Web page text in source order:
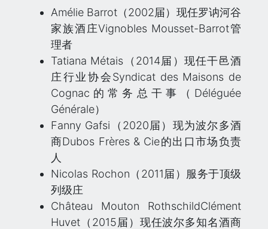
Amélie Barrot（2002届）现任罗讷河谷
家族酒庄Vignobles Mousset-Barrot管
理者
Tatiana Métais（2014届）现任干邑酒
庄行业协会Syndicat des Maisons de
Cognac的常务总干事（Déléguée
Générale）
Fanny Gafsi（2020届）现为波尔多酒
商Dubos Frères & Cie的出口市场负责
人
Nicolas Rochon（2011届）服务于顶级
列级庄
Château Mouton RothschildClément
Huvet（2015届）现任波尔多知名酒商